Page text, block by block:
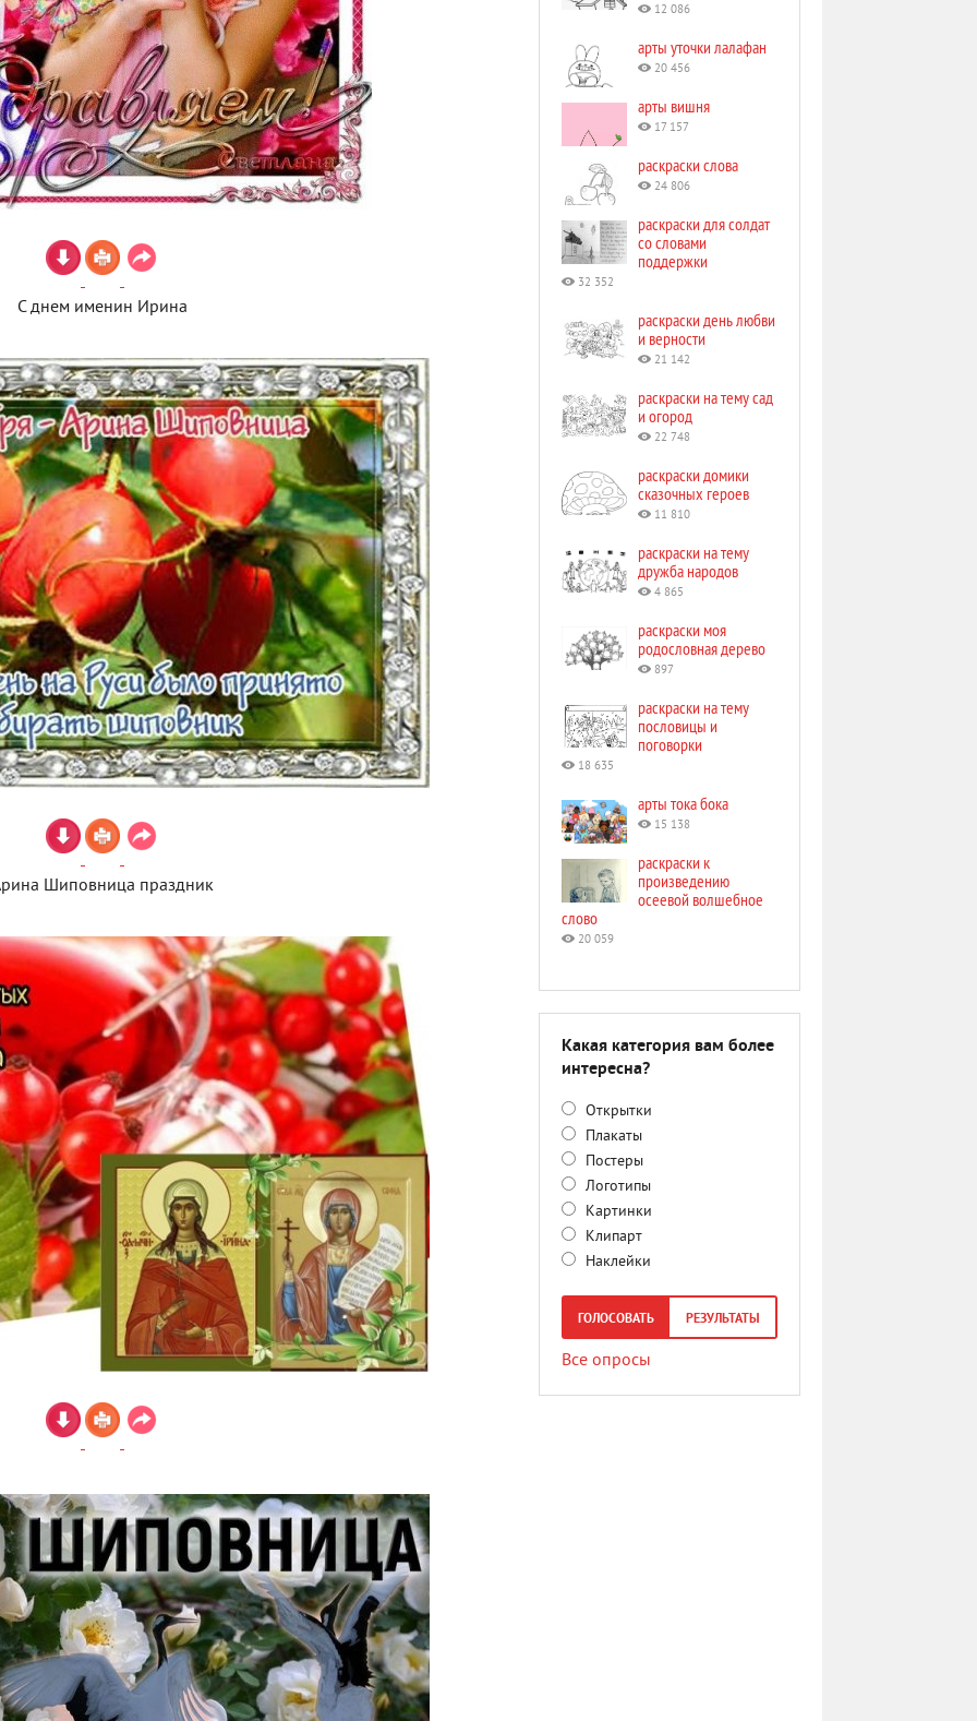
С днем именин Ирина
Шиповница праздник
12 086
арты уточки лалафан
20 456
арты вишня
17 157
раскраски слова
24 806
раскраски для солдат
со словами
поддержки
32 352
раскраски день любви
и верности
21 142
раскраски на тему сад
и огород
22 748
раскраски домики
сказочных героев
11 810
раскраски на тему
дружба народов
4 865
раскраски моя
родословная дерево
897
раскраски на тему
пословицы и
поговорки
18 635
арты тока бока
15 138
раскраски к
произведению
осеевой волшебное
слово
20 059
Какая категория вам более
интересна?
Открытки
Плакаты
Постеры
Логотипы
Картинки
Клипарт
Наклейки
ГОЛОСОВАТЬ РЕЗУЛЬТАТЫ
Все опросы